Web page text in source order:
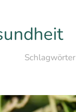
Schlagwörter